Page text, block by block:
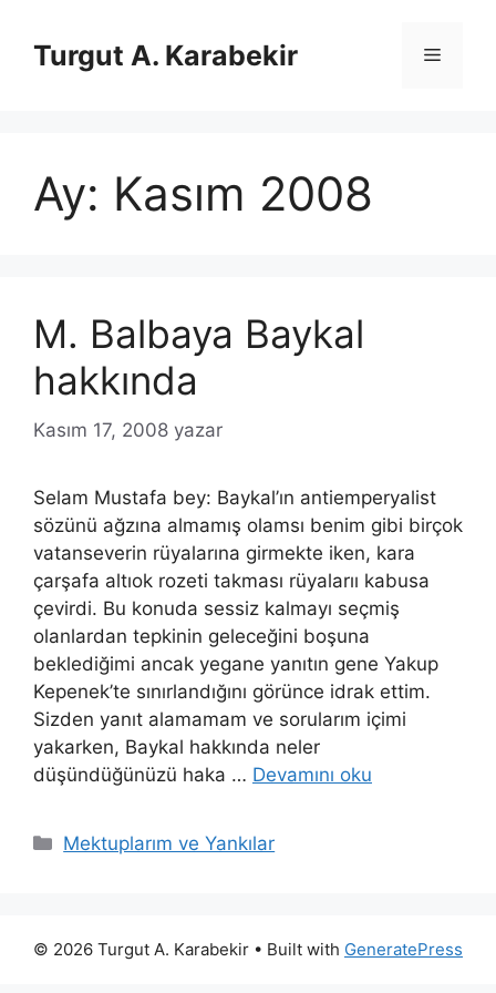
Turgut A. Karabekir Menü
Ay: Kasım 2008
M. Balbaya Baykal
hakkında
Kasım 17, 2008 yazar
Selam Mustafa bey: Baykal’ın antiemperyalist
sözünü ağzına almamış olamsı benim gibi birçok
vatanseverin rüyalarına girmekte iken, kara
çarşafa altıok rozeti takması rüyalarıı kabusa
çevirdi. Bu konuda sessiz kalmayı seçmiş
olanlardan tepkinin geleceğini boşuna
beklediğimi ancak yegane yanıtın gene Yakup
Kepenek’te sınırlandığını görünce idrak ettim.
Sizden yanıt alamamam ve sorularım içimi
yakarken, Baykal hakkında neler
düşündüğünüzü haka … Devamını oku
Kategoriler
Mektuplarım ve Yankılar
© 2026 Turgut A. Karabekir • Built with GeneratePress